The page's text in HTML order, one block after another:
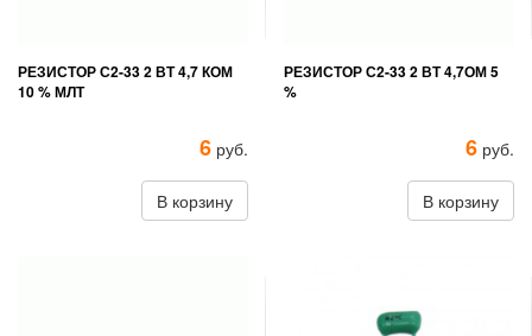
РЕЗИСТОР С2-33 2 ВТ 4,7 КОМ
10 % МЛТ
6 руб.
В корзину
РЕЗИСТОР С2-33 2 ВТ 4,7ОМ 5
%
6 руб.
В корзину